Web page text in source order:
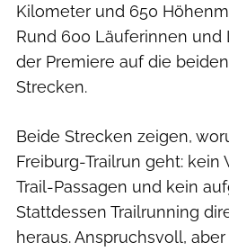
Kilometer und 650
Rund 600 Läuferinnen und
der Premiere auf die
Strecken.
Beide Strecken zeigen,
Freiburg-Trailrun geht: kein
Trail-Passagen und kein
Stattdessen Trailrunning
heraus. Anspruchsvoll,